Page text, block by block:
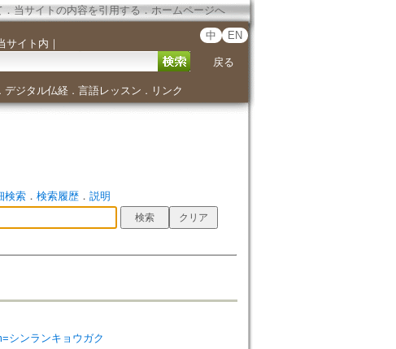
．当サイトの内容を引用する ． ホームページへ
サイト内 ｜
中 EN
戻る
． デジタル仏経． 言語レッスン ． リンク
検索． 検索履歴． 説明
シンランキョウガク